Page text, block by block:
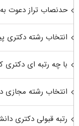
حدنصاب تراز دعوت
انتخاب رشته دکتری
با چه رتبه ای
انتخاب رشته مجازی
رتبه قبولی دکتری